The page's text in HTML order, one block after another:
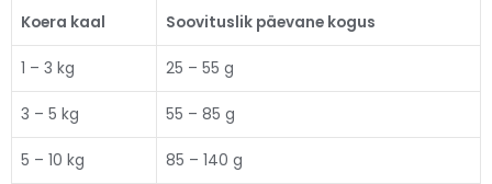
Koera kaal Soovituslik päevane kogus
1 – 3 kg 25 – 55 g
3 – 5 kg 55 – 85 g
5 – 10 kg 85 – 140 g